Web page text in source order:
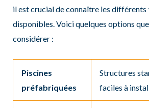
il est crucial de connaître les différents
disponibles. Voici quelques options
considérer :
Piscines
préfabriquées
Structures
faciles à